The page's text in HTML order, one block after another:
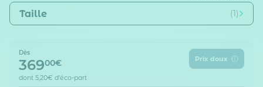
Dès
36900€
dont 5,20€ d'éco-part
Prix doux
Taille (1)